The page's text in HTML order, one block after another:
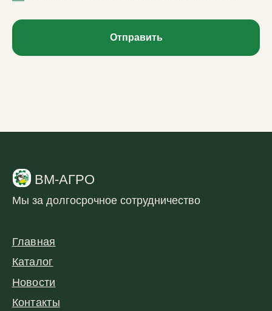
Отправить